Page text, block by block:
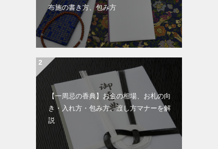
布施の書き方、包み方
【一周忌の香典】お金の相場、お札の向
き・入れ方・包み方、渡し方マナーを解
説